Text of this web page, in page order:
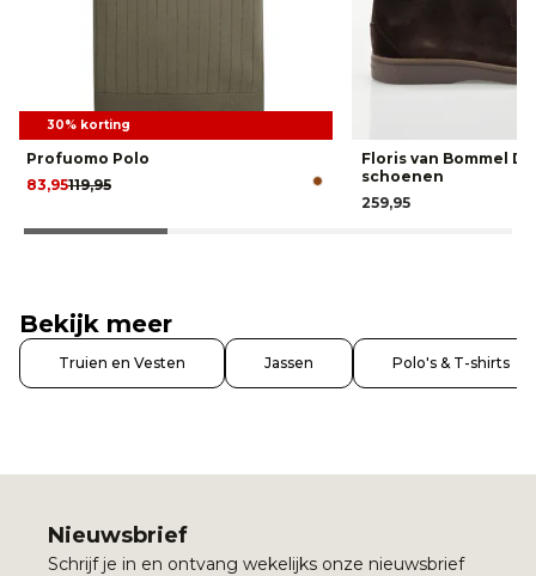
30% korting
Profuomo Polo
119,95
83,95
Floris van Bommel
schoenen
259,95
Bekijk meer
Truien en Vesten Jassen Polo's & T-shirts
Nieuwsbrief
Schrijf je in en ontvang wekelijks onze nieuwsbrief